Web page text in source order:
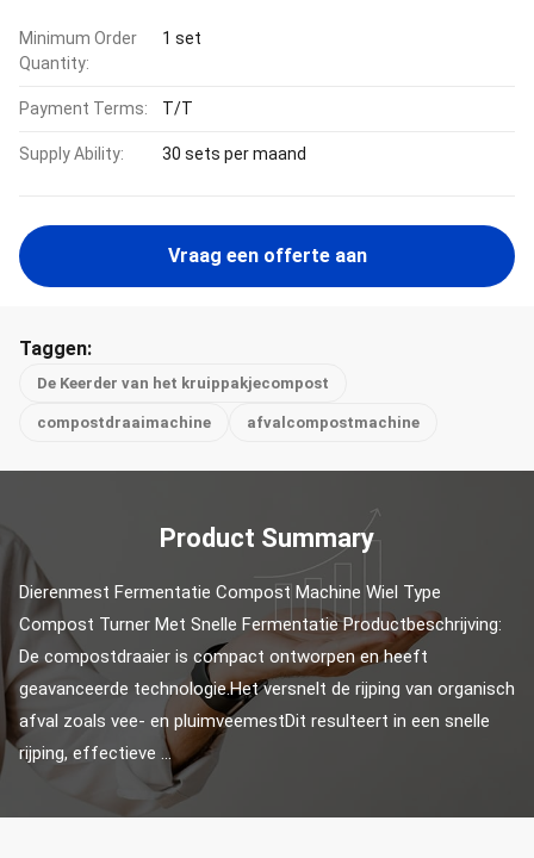
Minimum Order
Quantity:
1 set
Payment Terms: T/T
Supply Ability: 30 sets per maand
Vraag een offerte aan
Taggen:
De Keerder van het kruippakjecompost
compostdraaimachine afvalcompostmachine
Product Summary
Dierenmest Fermentatie Compost Machine Wiel Type
Compost Turner Met Snelle Fermentatie Productbeschrijving:
De compostdraaier is compact ontworpen en heeft
geavanceerde technologie.Het versnelt de rijping van organisch
afval zoals vee- en pluimveemestDit resulteert in een snelle
rijping, effectieve ...